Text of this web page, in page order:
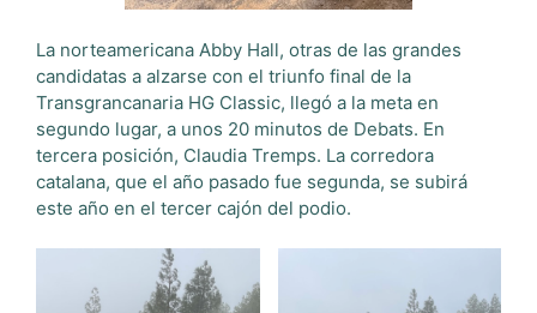
La norteamericana Abby Hall, otras de las grandes
candidatas a alzarse con el triunfo final de la
Transgrancanaria HG Classic, llegó a la meta en
segundo lugar, a unos 20 minutos de Debats. En
tercera posición, Claudia Tremps. La corredora
catalana, que el año pasado fue segunda, se subirá
este año en el tercer cajón del podio.